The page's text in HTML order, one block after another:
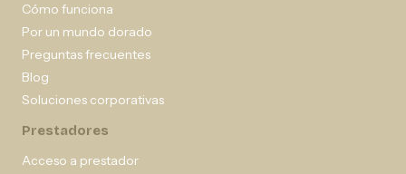
Cómo funciona
Por un mundo dorado
Preguntas frecuentes
Blog
Soluciones corporativas
Prestadores
Acceso a prestador